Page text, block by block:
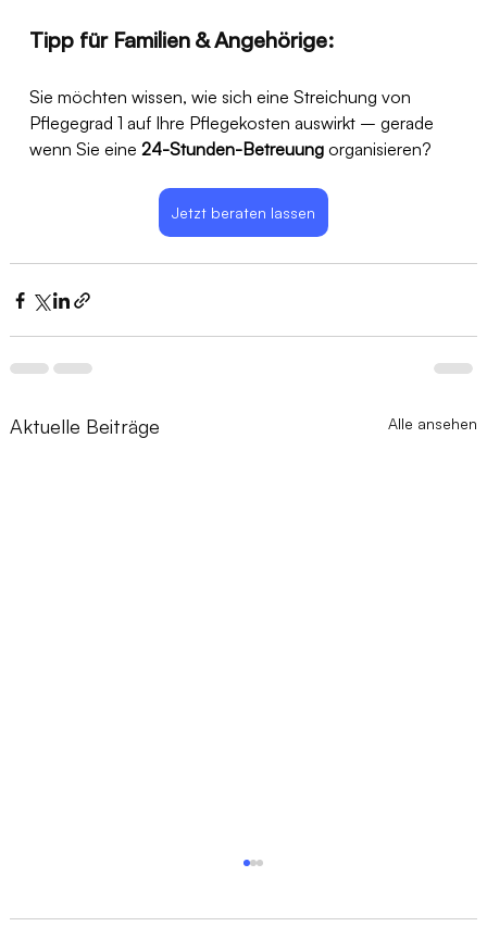
Tipp für Familien & Angehörige:
Sie möchten wissen, wie sich eine Streichung von
Pflegegrad 1 auf Ihre Pflegekosten auswirkt – gerade
wenn Sie eine 24-Stunden-Betreuung organisieren?
Jetzt beraten lassen
Aktuelle Beiträge Alle ansehen